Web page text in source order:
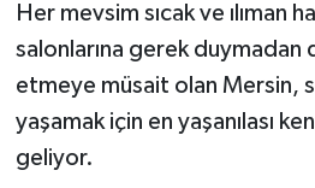
Her mevsim sıcak ve ılıman
salonlarına gerek duymadan
etmeye müsait olan Mersin,
yaşamak için en yaşanılası
geliyor.